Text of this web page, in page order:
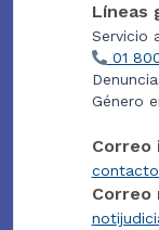
Líneas
Servicio
01
Género
Correo
Correo